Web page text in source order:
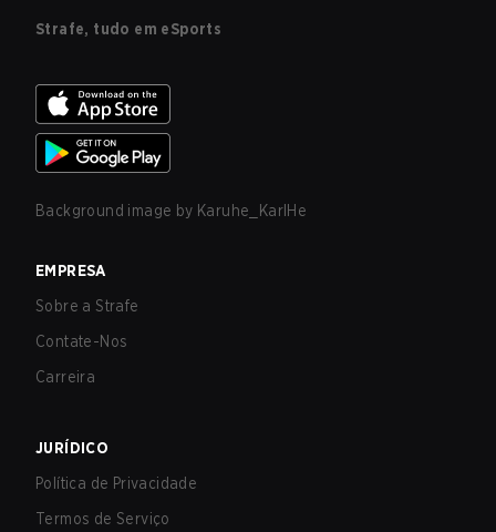
Strafe, tudo em eSports
Background image by Karuhe_KarlHe
EMPRESA
Sobre a Strafe
Contate-Nos
Carreira
JURÍDICO
Política de Privacidade
Termos de Serviço